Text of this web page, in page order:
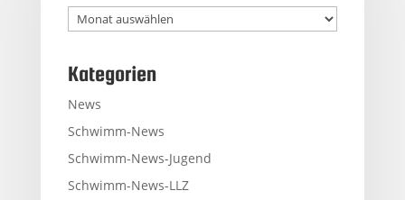
Archiv
Kategorien
News
Schwimm-News
Schwimm-News-Jugend
Schwimm-News-LLZ